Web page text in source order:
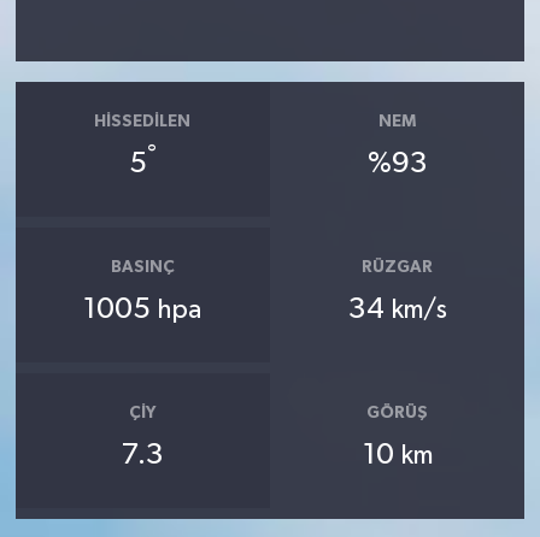
HISSEDILEN
5°
NEM
%93
BASINÇ
1005 hpa
RÜZGAR
34 km/s
ÇIY
7.3
GÖRÜŞ
10 km